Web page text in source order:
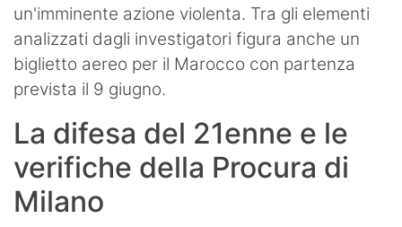
un'imminente azione violenta. Tra gli elementi
analizzati dagli investigatori figura anche un
biglietto aereo per il Marocco con partenza
prevista il 9 giugno.
La difesa del 21enne e le
verifiche della Procura di
Milano